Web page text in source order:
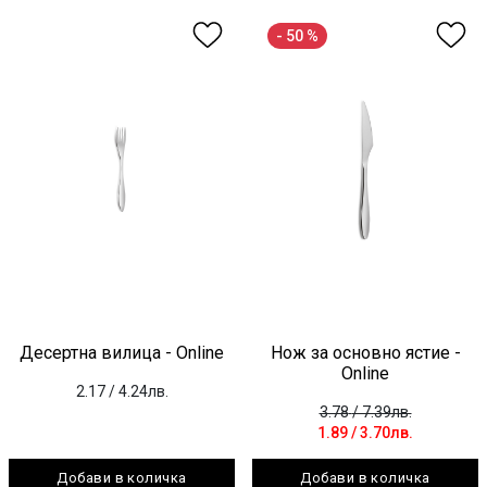
Десертна вилица - Online
2.17 / 4.24лв.
Добави в количка
- 50 %
Нож за основно ястие -
Online
3.78/ 7.39лв.
1.89/ 3.70лв.
Добави в количка